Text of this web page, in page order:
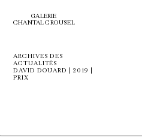
GALERIE
CHANTAL CROUSEL
ARCHIVES DES
ACTUALITÉS
DAVID DOUARD | 2019 |
PRIX